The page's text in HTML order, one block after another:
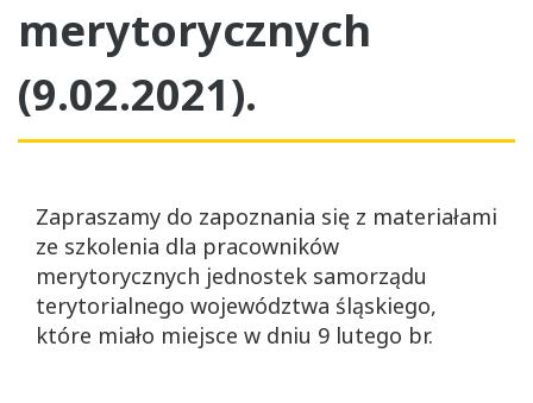
merytorycznych
(9.02.2021).
Zapraszamy do zapoznania się z materiałami
ze szkolenia dla pracowników
merytorycznych jednostek samorządu
terytorialnego województwa śląskiego,
które miało miejsce w dniu 9 lutego br.